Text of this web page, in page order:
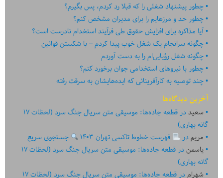
چطور پیشنهاد شغلی را که قبلا رد کردم، پس بگیرم؟
چطور حد و مرزهایم را برای مدیران مشخص کنم؟
آیا مذاکره برای افزایش حقوق طی فرآیند استخدام نادرست است؟
چگونه سرانجام یک شغل خوب پیدا کردم – با شکستن قوانین
چگونه شغل رؤیایی‌ام را به دست آوردم
چطور با نیروهای استخدامی جوان برخورد کنم؟
چند توصیه به کارآفرینانی که ایده‏‏‌‏‏‌هایشان به سرقت رفته
آخرین دیدگاه‌ها
سعیددر
قطعه جاده‌ها: موسیقی متن سریال جنگ سرد (لحظات ۱۷
گانه بهاری)
مریمدر فهرست خطوط تاکسی تهران ۱۴۰۳
جستجوی سریع
یاسمندر
قطعه جاده‌ها: موسیقی متن سریال جنگ سرد (لحظات ۱۷
گانه بهاری)
شهرامدر
قطعه جاده‌ها: موسیقی متن سریال جنگ سرد (لحظات ۱۷